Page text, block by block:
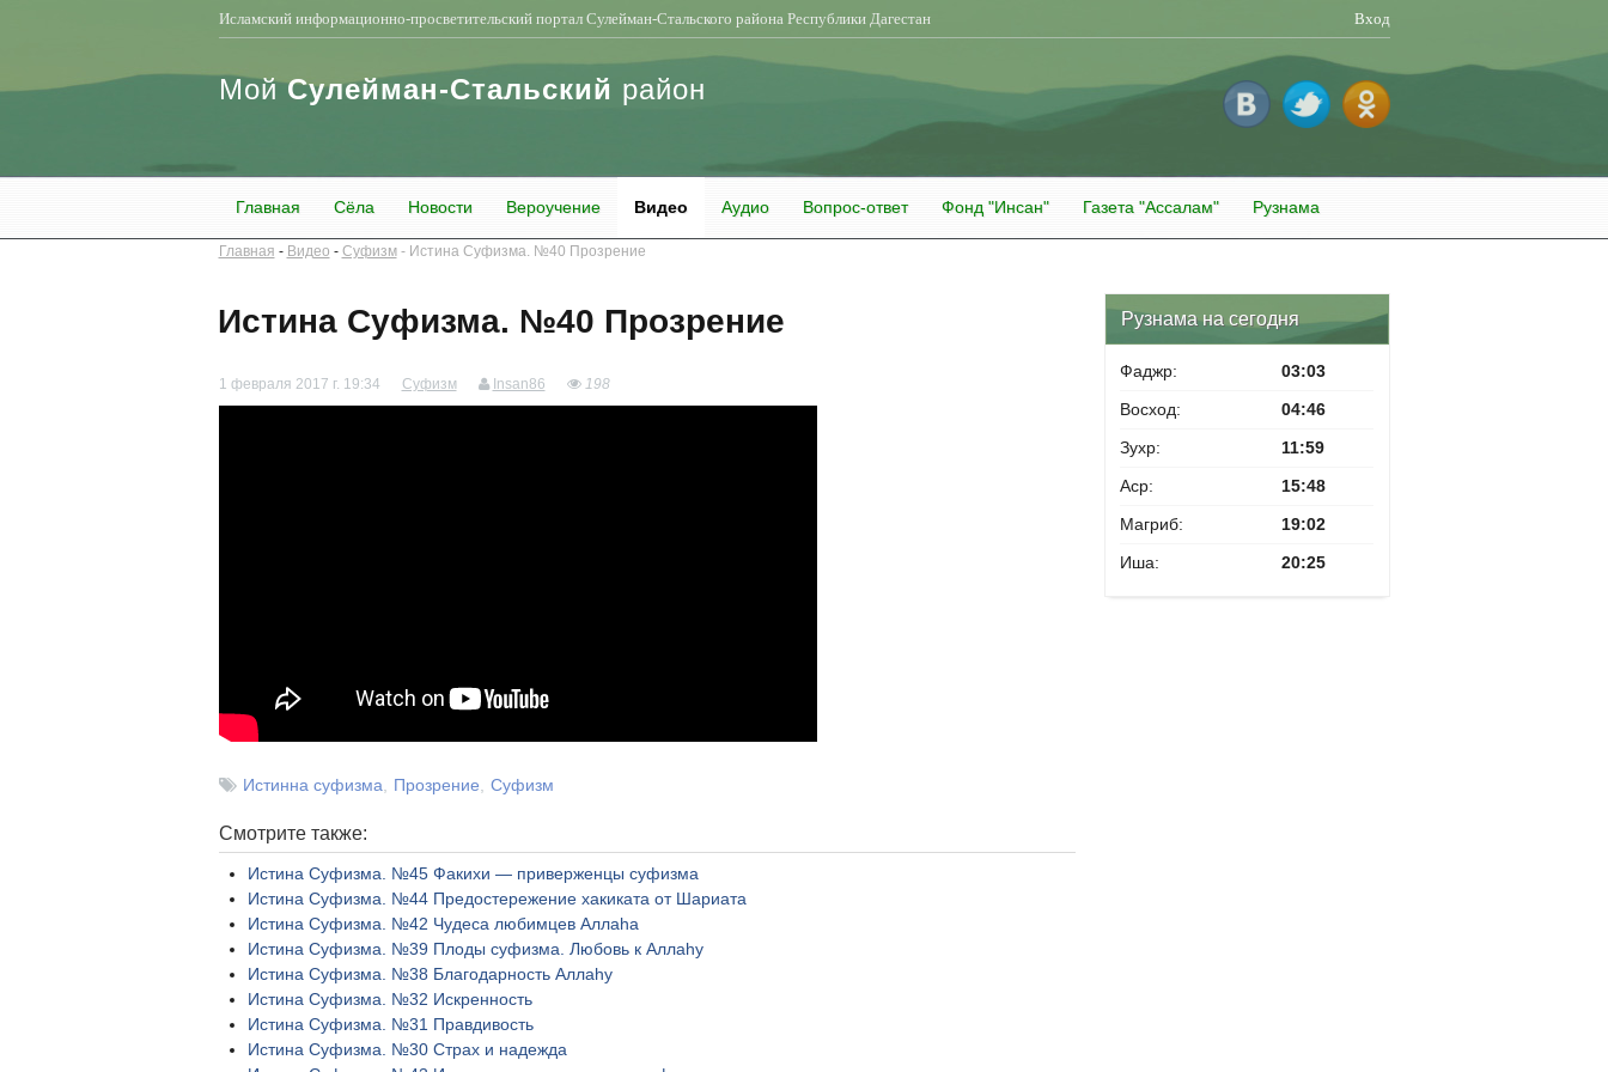
Исламский информационно-просветительский портал Сулейман-Стальского района Республики Дагестан Вход
МойСулейман-Стальский район
Главная Сёла Новости Вероучение Видео Аудио Вопрос-ответ Фонд "Инсан" Газета "Ассалам" Рузнама
Главная Видео Суфизм Истина Суфизма. №40 Прозрение
Истина Суфизма. №40 Прозрение
1 февраля 2017 г. 19:34 Суфизм Insan86 198
Истинна суфизма Прозрение Суфизм
Смотрите также:
Истина Суфизма. №45 Факихи — приверженцы суфизма
Истина Суфизма. №44 Предостережение хакиката от Шариата
Истина Суфизма. №42 Чудеса любимцев Аллаhа
Истина Суфизма. №39 Плоды суфизма. Любовь к Аллаhу
Истина Суфизма. №38 Благодарность Аллаhу
Истина Суфизма. №32 Искренность
Истина Суфизма. №31 Правдивость
Истина Суфизма. №30 Страх и надежда
Рузнама на сегодня
Фаджр:
03:03
Восход:
04:46
Зухр:
11:59
Аср:
15:48
Магриб:
19:02
Иша:
20:25